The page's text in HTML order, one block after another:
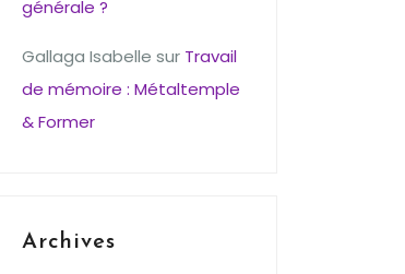
générale ?
Gallaga Isabelle sur Travail
de mémoire : Métaltemple
& Former
Archives